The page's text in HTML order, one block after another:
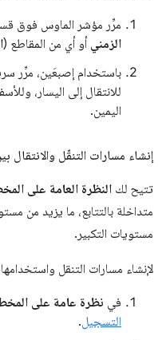
مرِّر مؤشر الماوس فوق
الزمني أو أي من المقاطع (
باستخدام إصبعَين، مرِّر
للانتقال إلى اليسار،
اليمين.
إنشاء مسارات التنقّل والانتقال
تتيح لك النظرة العامة على
متداخلة بالتتابع، ما يزيد من
مستويات التكبير.
لإنشاء مسارات التنقل
في نظرة عامة على
التسجيل.